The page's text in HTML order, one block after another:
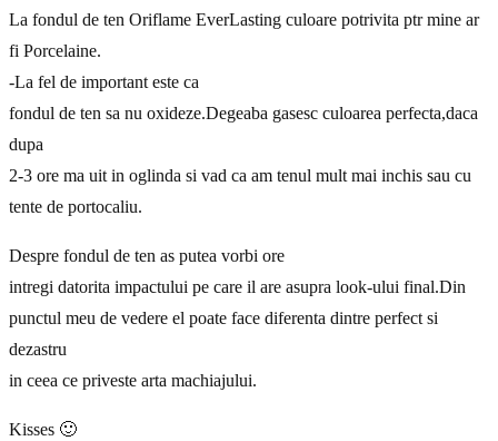
La fondul de ten Oriflame EverLasting culoare potrivita ptr mine ar
fi Porcelaine.
-La fel de important este ca
fondul de ten sa nu oxideze.Degeaba gasesc culoarea perfecta,daca
dupa
2-3 ore ma uit in oglinda si vad ca am tenul mult mai inchis sau cu
tente de portocaliu.
Despre fondul de ten as putea vorbi ore
intregi datorita impactului pe care il are asupra look-ului final.Din
punctul meu de vedere el poate face diferenta dintre perfect si
dezastru
in ceea ce priveste arta machiajului.
Kisses 🙂